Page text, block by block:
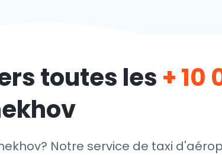
toutes les + 10
Notre service de taxi